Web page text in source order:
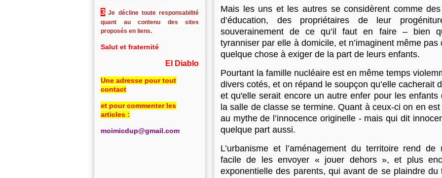
3 Je décline toute responsabilité
quant au contenu des sites
proposés en liens.
Salut et fraternité
El Diablo
Une adresse pour tout
contact
et pour commenter les
articles :
moimicdup@gmail.com
Mais les uns et les autres se considèrent comme
d’éducation, des propriétaires de leur
souverainement de ce qu’il faut en faire – bien
tyranniser par elle à domicile, et n’imaginent même
quelque chose à exiger de la part de leurs enfants.
Pourtant la famille nucléaire est en même temps
divers cotés, et on répand le soupçon qu’elle cacherait
et qu'elle serait encore un autre enfer pour les enfants
la salle de classe se termine. Quant à ceux-ci on en
au mythe de l’innocence originelle - mais qui dit
quelque part aussi.
L’urbanisme et l’aménagement du territoire rend
facile de les envoyer « jouer dehors », et plus
exponentielle des parents, qui avant de se plaindre du